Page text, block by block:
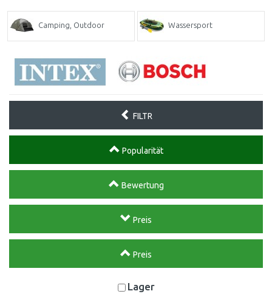
Camping, Outdoor Wassersport
FILTR
Popularität
Bewertung
Preis
Preis
Lager